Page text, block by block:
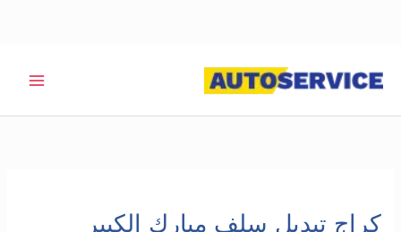
إلى
كراج تبديل سلف مبارك الكبير